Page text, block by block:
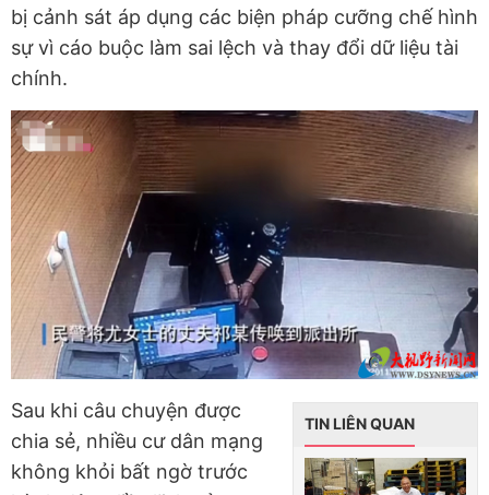
bị cảnh sát áp dụng các biện pháp cưỡng chế hình
sự vì cáo buộc làm sai lệch và thay đổi dữ liệu tài
chính.
TIN LIÊN QUAN
Sau khi câu chuyện được
chia sẻ, nhiều cư dân mạng
không khỏi bất ngờ trước